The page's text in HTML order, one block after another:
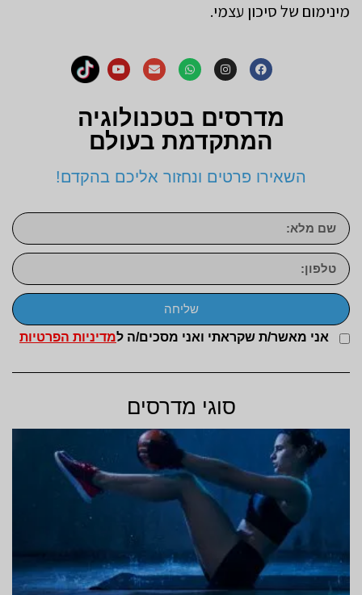
מינימום של סיכון עצמי.
מדרסים בטכנולוגיה
המתקדמת בעולם
השאירו פרטים ונחזור אליכם בהקדם!
אני מאשר/ת שקראתי ואני מסכים/ה למדיניות הפרטיות
שליחה
סוגי מדרסים